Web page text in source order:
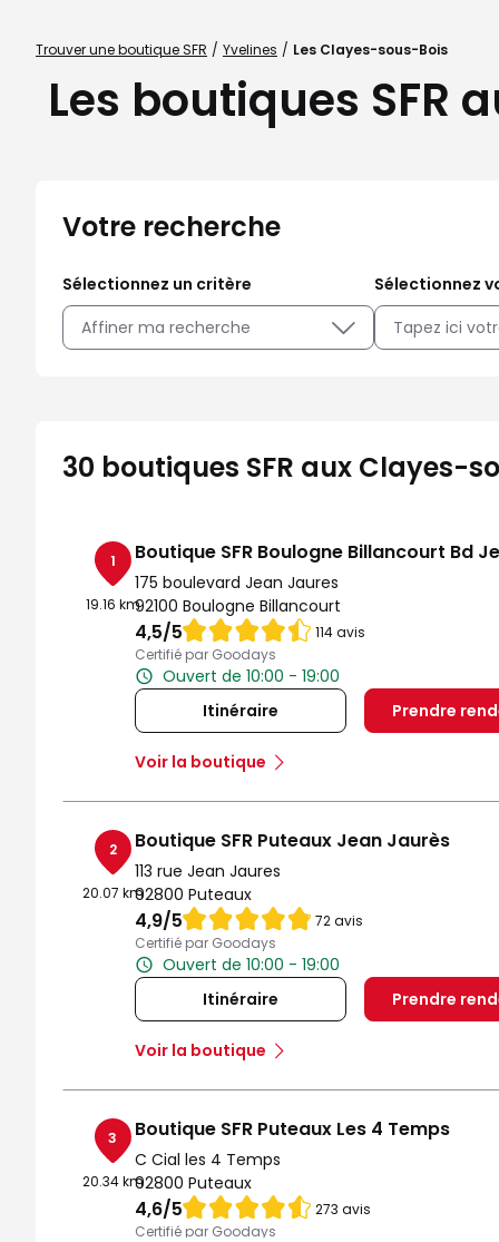
Trouver une boutique SFR Yvelines Les Clayes-sous-Bois
Les boutiques SFR
Votre recherche
Sélectionnez un critère
Affiner ma recherche
Sélectionnez
30 boutiques SFR aux Clayes-
1
19.16 km
Boutique SFR Boulogne Billancourt Bd
175 boulevard Jean Jaures
92100 Boulogne Billancourt
4,5/5Note de 4.5 sur 5
114 avis
Certifié par Goodays
Ouvert de 10:00 - 19:00
Itinéraire
Prendre
Voir la boutique
2
20.07 km
Boutique SFR Puteaux Jean Jaurès
113 rue Jean Jaures
92800 Puteaux
4,9/5Note de 4.9 sur 5
72 avis
Certifié par Goodays
Ouvert de 10:00 - 19:00
Itinéraire
Prendre
Voir la boutique
3
20.34 km
Boutique SFR Puteaux Les 4 Temps
C Cial les 4 Temps
92800 Puteaux
4,6/5Note de 4.6 sur 5
273 avis
Certifié par Goodays